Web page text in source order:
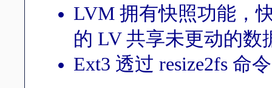
LVM 拥有快照功能，
的 LV 共享未更动的
Ext3 透过 resize2fs 命